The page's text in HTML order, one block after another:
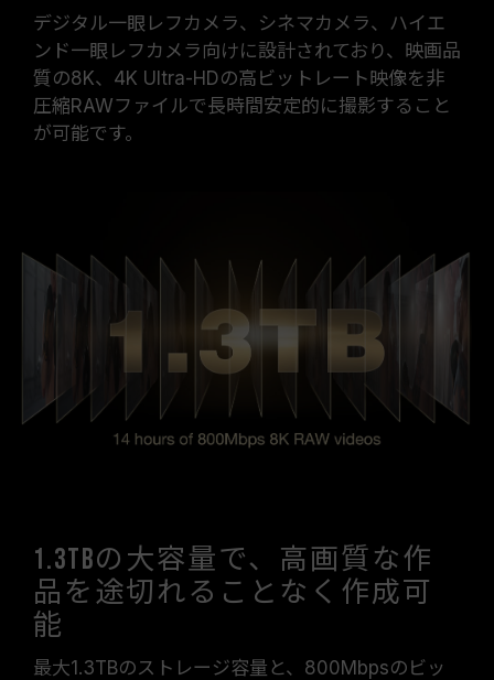
デジタル一眼レフカメラ、シネマカメラ、ハイエ
ンド一眼レフカメラ向けに設計されており、映画品
質の8K、4K Ultra-HDの高ビットレート映像を非
圧縮RAWファイルで長時間安定的に撮影すること
が可能です。
1.3TBの大容量で、高画質な作
品を途切れることなく作成可
能
最大1.3TBのストレージ容量と、800Mbpsのビッ